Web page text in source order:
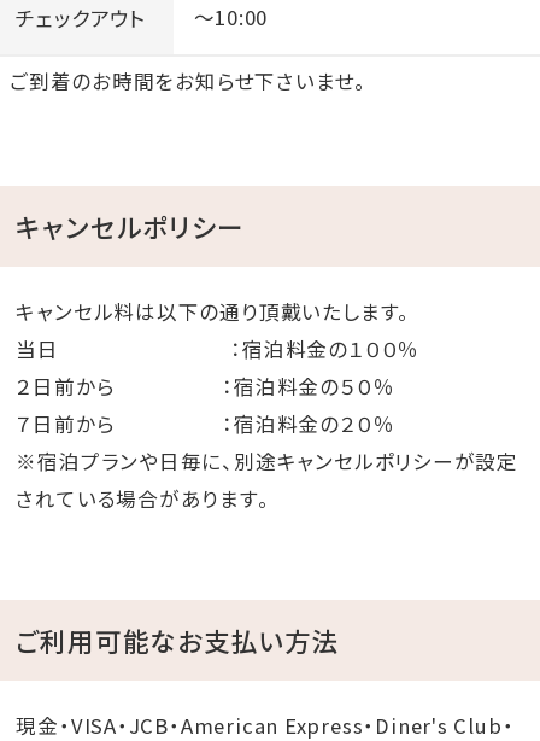
チェックアウト ～10:00
ご到着のお時間をお知らせ下さいませ。
キャンセルポリシー
キャンセル料は以下の通り頂戴いたします。
当日 ：宿泊料金の１００％
２日前から ：宿泊料金の５０％
７日前から ：宿泊料金の２０％
※宿泊プランや日毎に、別途キャンセルポリシーが設定
されている場合があります。
ご利用可能なお支払い方法
現金・VISA・JCB・American Express・Diner's Club・